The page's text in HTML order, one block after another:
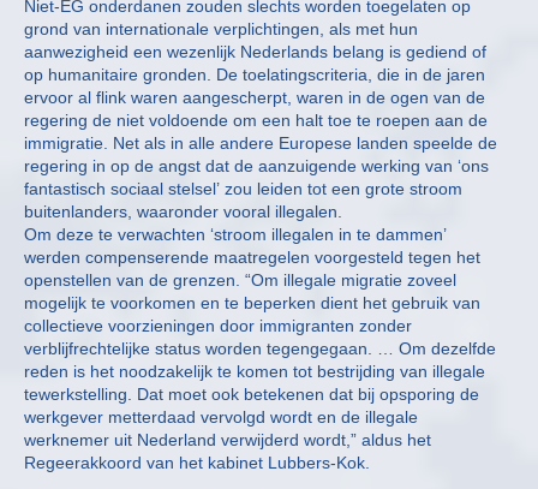
Niet-EG onderdanen zouden slechts worden toegelaten op
grond van internationale verplichtingen, als met hun
aanwezigheid een wezenlijk Nederlands belang is gediend of
op humanitaire gronden. De toelatingscriteria, die in de jaren
ervoor al flink waren aangescherpt, waren in de ogen van de
regering de niet voldoende om een halt toe te roepen aan de
immigratie. Net als in alle andere Europese landen speelde de
regering in op de angst dat de aanzuigende werking van ‘ons
fantastisch sociaal stelsel’ zou leiden tot een grote stroom
buitenlanders, waaronder vooral illegalen.
Om deze te verwachten ‘stroom illegalen in te dammen’
werden compenserende maatregelen voorgesteld tegen het
openstellen van de grenzen. “Om illegale migratie zoveel
mogelijk te voorkomen en te beperken dient het gebruik van
collectieve voorzieningen door immigranten zonder
verblijfrechtelijke status worden tegengegaan. … Om dezelfde
reden is het noodzakelijk te komen tot bestrijding van illegale
tewerkstelling. Dat moet ook betekenen dat bij opsporing de
werkgever metterdaad vervolgd wordt en de illegale
werknemer uit Nederland verwijderd wordt,” aldus het
Regeerakkoord van het kabinet Lubbers-Kok.